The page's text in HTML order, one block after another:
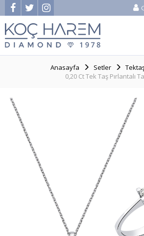
Anasayfa Setler
0,20 Ct Tek Taş Pırlantalı